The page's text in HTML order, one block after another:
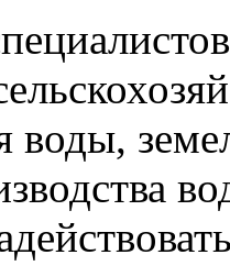
воды,